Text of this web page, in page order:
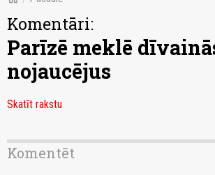
Komentāri:
Parīzē meklē
nojaucējus
Skatīt rakstu
Komentēt